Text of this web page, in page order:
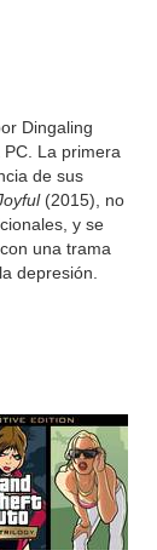
Dingaling
La primera
de sus
(2015), no
y se
una trama
depresión.